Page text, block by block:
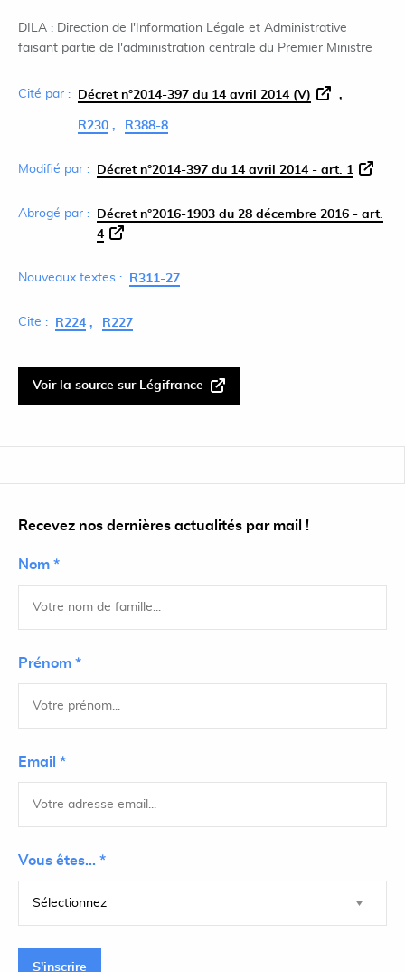
DILA : Direction de l'Information Légale et Administrative
faisant partie de l'administration centrale du Premier Ministre
Cité par : Décret n°2014-397 du 14 avril 2014 (V)
R230 R388-8
Modifié par : Décret n°2014-397 du 14 avril 2014 - art. 1
Abrogé par :
Décret n°2016-1903 du 28 décembre 2016 - art.
4
Nouveaux textes : R311-27
Cite : R224 R227
Voir la source sur Légifrance
Recevez nos dernières actualités par mail !
Nom *
Prénom *
Email *
Vous êtes... *
S'inscrire